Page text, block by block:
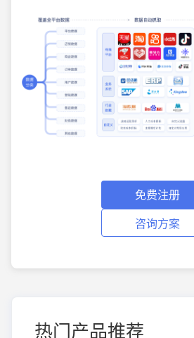
免费注册
咨询方案
热门产品推荐